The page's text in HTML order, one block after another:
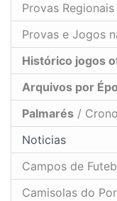
Provas
Provas e Jogos
Histórico jogos
Arquivos por
Palmarés /
Noticias
Campos de
Camisolas do